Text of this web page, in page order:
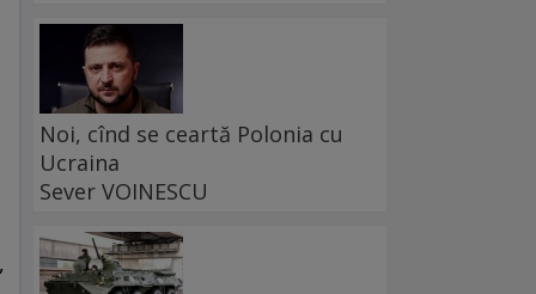
Noi, cînd se ceartă Polonia cu
Ucraina
Sever VOINESCU